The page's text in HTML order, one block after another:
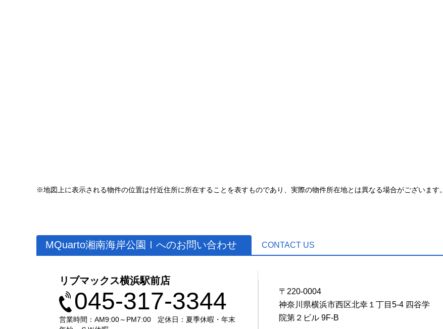
※地図上に表示される物件の位置は付近住所に所在することを表すものであり、実際の物件所在地とは異なる場合がございます。
MQuarto湘南海岸公園Ⅰへのお問い合わせ CONTACT US
リブマックス横浜駅前店
045-317-3344
営業時間：AM9:00～PM7:00
定休日：夏季休暇・年末
〒220-0004
神奈川県横浜市西区北幸１丁目5-4 四谷学
院第２ビル 9F-B